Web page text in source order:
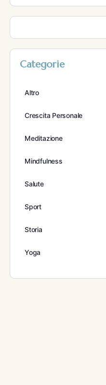
Categorie
Altro
Crescita Personale
Meditazione
Mindfulness
Salute
Sport
Storia
Yoga